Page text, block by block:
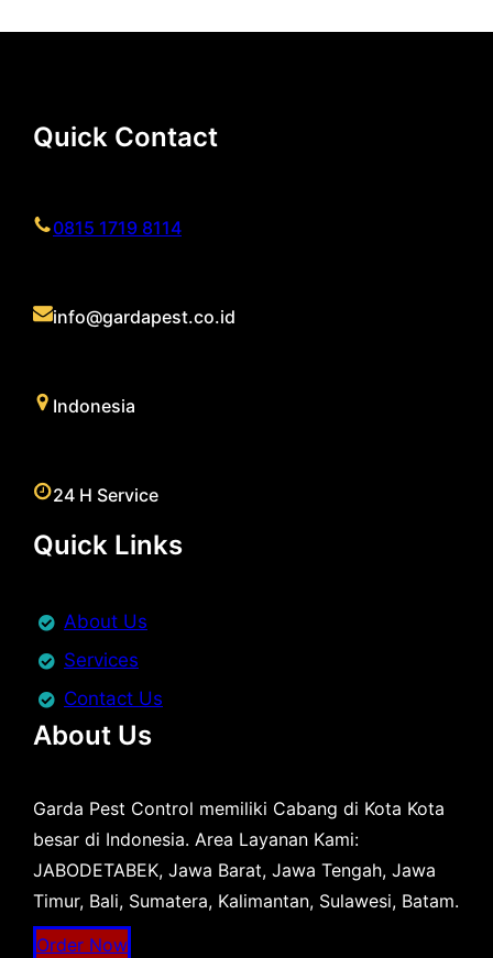
Quick Contact
0815 1719 8114
info@gardapest.co.id
Indonesia
24 H Service
Quick Links
About Us
Services
Contact Us
About Us
Garda Pest Control memiliki Cabang di Kota Kota
besar di Indonesia. Area Layanan Kami:
JABODETABEK, Jawa Barat, Jawa Tengah, Jawa
Timur, Bali, Sumatera, Kalimantan, Sulawesi, Batam.
Order Now